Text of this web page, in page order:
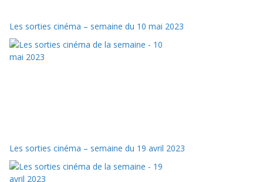
Les sorties cinéma – semaine du 10 mai 2023
Les sorties cinéma – semaine du 19 avril 2023